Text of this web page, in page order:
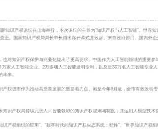
识产权论坛在上海举行，本次论坛的主题为“知识产权与人工智能”。世界
、国家知识产权局局长申长雨出席开幕式并致辞。来自政府部门、国内外
对知识产权保护与商业化提出了更高要求。中国作为人工智能领域的重要
家人工智能企业、2万多项人工智能发明专利，以及近30万名人工智能专业
来。
权强市作为推动高质量发展的重要着力点。截至今年9月底，全市有效发明
产权局持续完善人工智能领域的知识产权规则与制度，并运用大模型技术
产权组织的应用”、“数字时代的知识产权生态系统：韧性”、“世界知识产权